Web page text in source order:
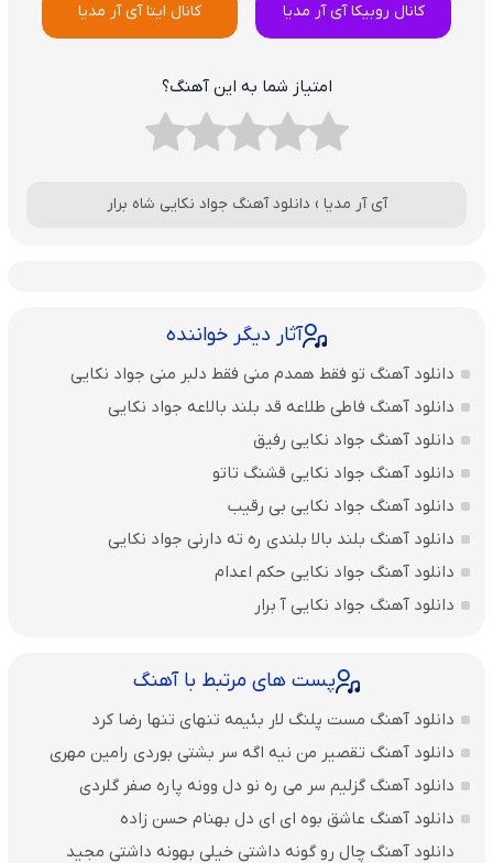
کانال روبیکا آی آر مدیا کانال ایتا آی آر مدیا
امتیاز شما به این آهنگ؟
آی آر مدیا › دانلود آهنگ جواد نکایی شاه برار
آثار دیگر خواننده
دانلود آهنگ تو فقط همدم منی فقط دلبر منی جواد نکایی
دانلود آهنگ فاطی طلاعه قد بلند بالاعه جواد نکایی
دانلود آهنگ جواد نکایی رفیق
دانلود آهنگ جواد نکایی قشنگ تاتو
دانلود آهنگ جواد نکایی بی رقیب
دانلود آهنگ بلند بالا بلندی ره ته دارنی جواد نکایی
دانلود آهنگ جواد نکایی حکم اعدام
دانلود آهنگ جواد نکایی آ برار
پست های مرتبط با آهنگ
دانلود آهنگ مست پلنگ لار بئیمه تنهای تنها رضا کرد
دانلود آهنگ تقصیر من نیه اگه سر بشتی بوردی رامین مهری
دانلود آهنگ گزلیم سر می ره نو دل وونه پاره صفر گلردی
دانلود آهنگ عاشق بوه ای ای دل بهنام حسن زاده
دانلود آهنگ چال رو گونه داشتی خیلی بهونه داشتی مجید